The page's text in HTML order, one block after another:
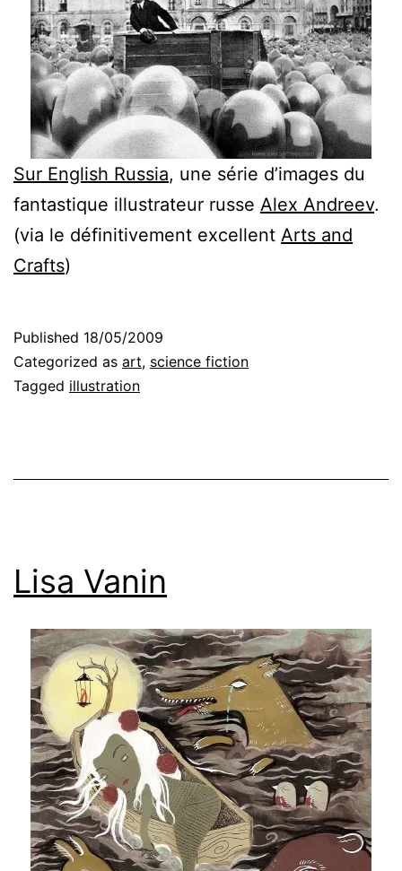
Sur English Russia, une série d’images du
fantastique illustrateur russe Alex Andreev.
(via le définitivement excellent Arts and
Crafts)
Published 18/05/2009
Categorized as art, science fiction
Tagged illustration
Lisa Vanin